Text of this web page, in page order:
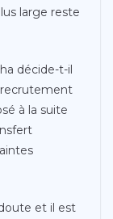
large reste
décide-t-il
recrutement
à la suite
et il est